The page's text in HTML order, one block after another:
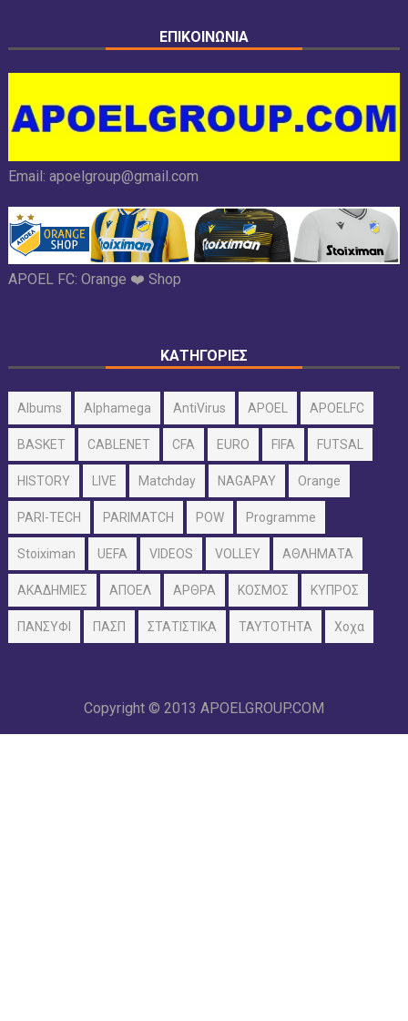
ΕΠΙΚΟΙΝΩΝΙΑ
Email: apoelgroup@gmail.com
APOEL FC: Orange ❤️ Shop
ΚΑΤΗΓΟΡΙΕΣ
Albums Alphamega AntiVirus APOEL APOELFC
BASKET CABLENET CFA EURO FIFA FUTSAL
HISTORY LIVE Matchday NAGAPAY Orange
PARI-TECH PARIMATCH POW Programme
Stoiximan UEFA VIDEOS VOLLEY ΑΘΛΗΜΑΤΑ
ΑΚΑΔΗΜΙΕΣ ΑΠΟΕΛ ΑΡΘΡΑ ΚΟΣΜΟΣ ΚΥΠΡΟΣ
ΠΑΝΣΥΦΙ ΠΑΣΠ ΣΤΑΤΙΣΤΙΚΑ ΤΑΥΤΟΤΗΤΑ Χοχα
Copyright © 2013 APOELGROUP.COM